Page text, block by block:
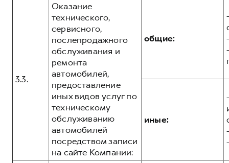
3.3.
Оказание
технического,
сервисного,
послепродажного
обслуживания и
ремонта
автомобилей,
предоставление
иных видов услуг по
техническому
обслуживанию
автомобилей
посредством записи
на сайте Компании:
общие:
иные: